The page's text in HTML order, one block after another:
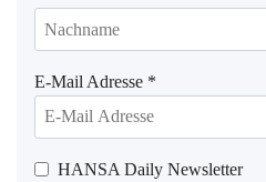
E-Mail Adresse *
HANSA Daily Newsletter